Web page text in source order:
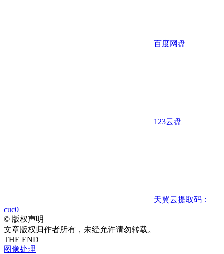
百度网盘
123云盘
天翼云提取码：
cuc0
© 版权声明
文章版权归作者所有，未经允许请勿转载。
THE END
图像处理